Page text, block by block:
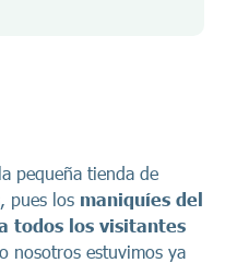
pequeña tienda de
pues los maniquíes del
todos los visitantes
nosotros estuvimos ya